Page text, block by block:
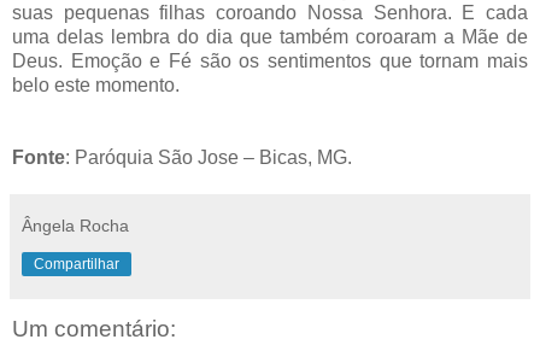
suas pequenas filhas coroando Nossa Senhora. E cada
uma delas lembra do dia que também coroaram a Mãe de
Deus. Emoção e Fé são os sentimentos que tornam mais
belo este momento.
Fonte: Paróquia São Jose – Bicas, MG.
Ângela Rocha
Compartilhar
Um comentário: